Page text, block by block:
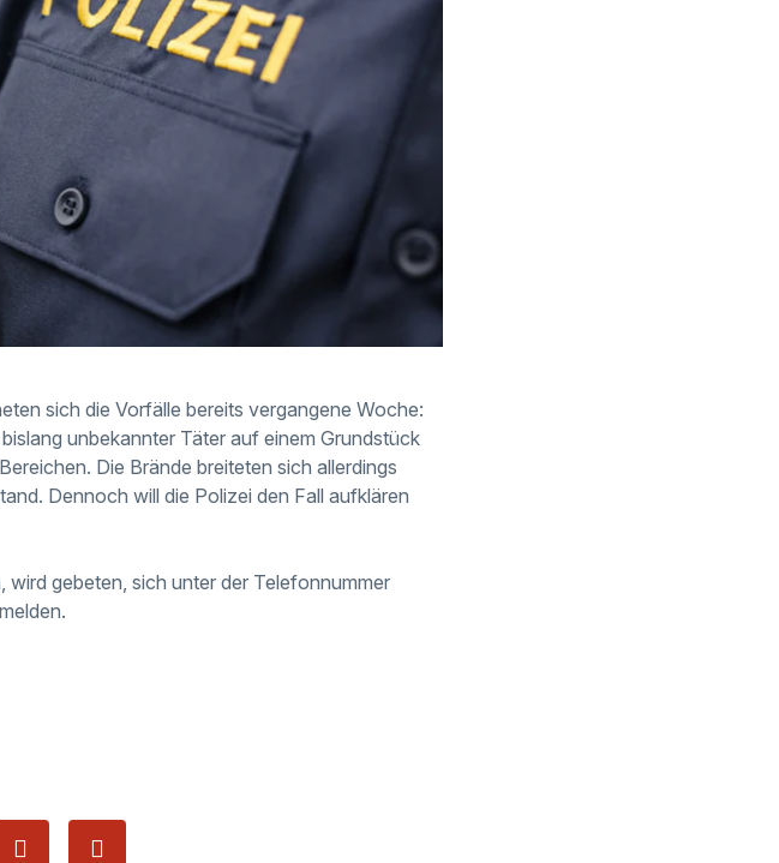
sich die Vorfälle bereits vergangene Woche:
unbekannter Täter auf einem Grundstück
Die Brände breiteten sich allerdings
Dennoch will die Polizei den Fall aufklären
gebeten, sich unter der Telefonnummer